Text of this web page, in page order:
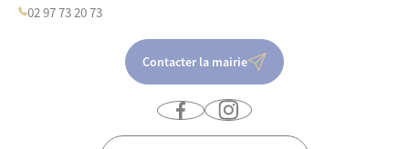
02 97 73 20 73
Contacter la mairie